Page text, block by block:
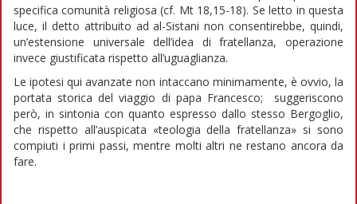
specifica comunità religiosa (cf. Mt 18,15-18). Se letto in questa
luce, il detto attribuito ad al-Sistani non consentirebbe, quindi,
un’estensione universale dell’idea di fratellanza, operazione
invece giustificata rispetto all’uguaglianza.
Le ipotesi qui avanzate non intaccano minimamente, è ovvio, la
portata storica del viaggio di papa Francesco; suggeriscono
però, in sintonia con quanto espresso dallo stesso Bergoglio,
che rispetto all’auspicata «teologia della fratellanza» si sono
compiuti i primi passi, mentre molti altri ne restano ancora da
fare.